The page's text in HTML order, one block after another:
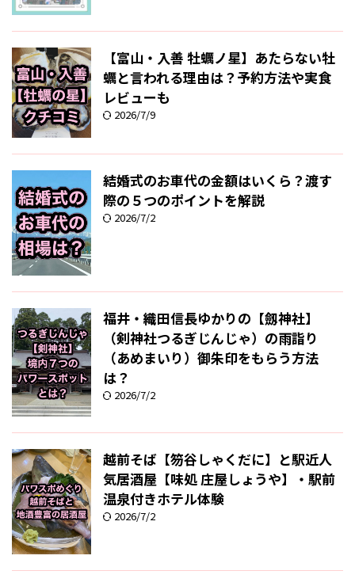
【富山・入善 牡蠣ノ星】あたらない牡
蠣と言われる理由は？予約方法や実食
レビューも
2026/7/9
結婚式のお車代の金額はいくら？渡す
際の５つのポイントを解説
2026/7/2
福井・織田信長ゆかりの【劔神社】
（剣神社つるぎじんじゃ）の雨詣り
（あめまいり）御朱印をもらう方法
は？
2026/7/2
越前そば【笏谷しゃくだに】と駅近人
気居酒屋【味処 庄屋しょうや】・駅前
温泉付きホテル体験
2026/7/2